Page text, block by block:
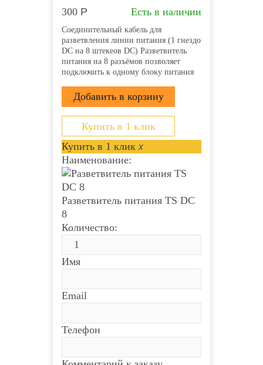
300 Р Есть в наличии
Соединительный кабель для
разветвления линии питания (1 гнездо
DC на 8 штекеов DC) Разветвитель
питания на 8 разъёмов позволяет
подключить к одному блоку питания
Вход: Гнездо питания DC типа «мама»
(внутренний контакт 2.1 мм) Выход: 8
штекеров питания DC...
Купить в 1 клик
Купить в 1 клик x
Наименование:
Разветвитель питания TS DC
8
Количество:
Имя
Email
Телефон